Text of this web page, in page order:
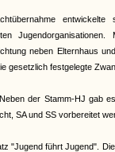
neben Elternhaus
gesetzlich festgelegte
der Stamm-HJ gab
SA und SS vorbereitet
"Jugend führt Jugend".